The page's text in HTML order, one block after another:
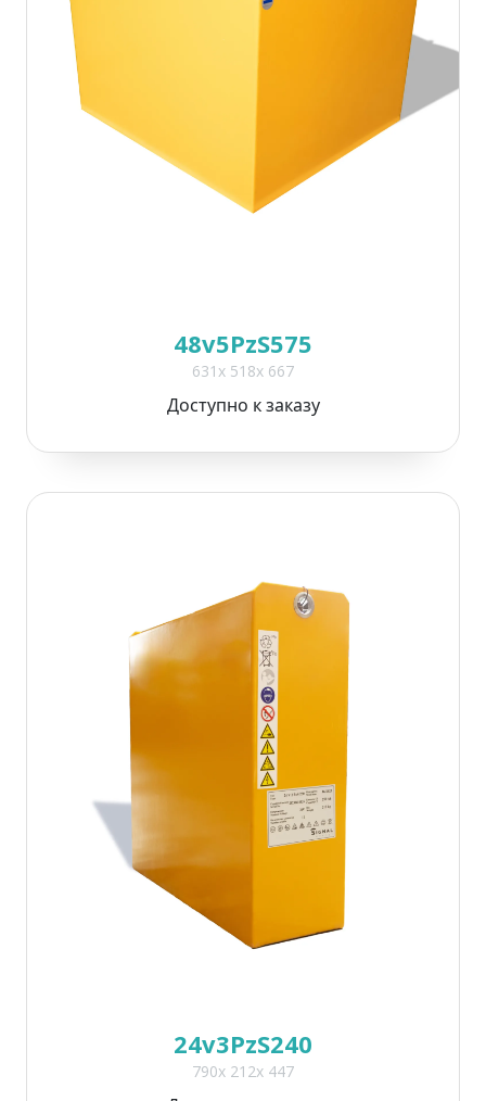
48v5PzS575
631x 518x 667
Доступно к заказу
24v3PzS240
790x 212x 447